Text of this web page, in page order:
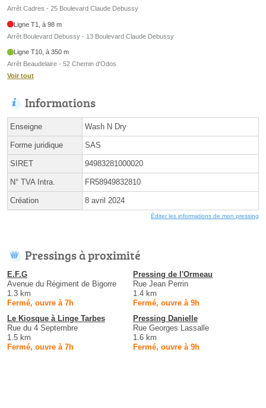
Arrêt Cadres - 25 Boulevard Claude Debussy
Ligne T1, à 98 m
Arrêt Boulevard Debussy - 13 Boulevard Claude Debussy
Ligne T10, à 350 m
Arrêt Beaudelaire - 52 Chemin d'Odos
Voir tout
Informations
Enseigne Wash N Dry
Forme juridique SAS
SIRET 94983281000020
N° TVA Intra. FR58949832810
Création 8 avril 2024
Éditer les informations de mon pressing
Pressings à proximité
E.F.G
Avenue du Régiment de Bigorre
1.3 km
Fermé, ouvre à 7h
Pressing de l'Ormeau
Rue Jean Perrin
1.4 km
Fermé, ouvre à 9h
Le Kiosque à Linge Tarbes
Rue du 4 Septembre
1.5 km
Fermé, ouvre à 7h
Pressing Danielle
Rue Georges Lassalle
1.6 km
Fermé, ouvre à 9h